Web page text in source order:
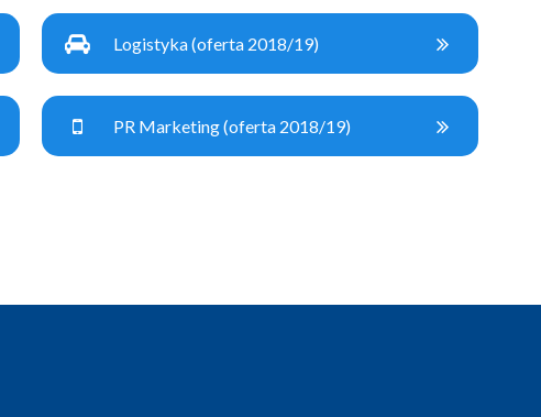
Logistyka (oferta 2018/19)
PR Marketing (oferta 2018/19)